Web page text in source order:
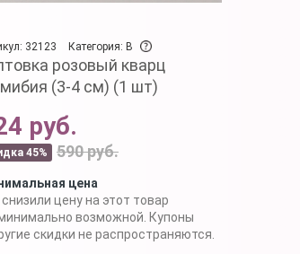
32123
Категория: B
розовый кварц
(3-4 см) (1 шт)
руб.
45% 590 руб.
цена
цену на этот товар
возможной. Купоны
скидки не распространяются.